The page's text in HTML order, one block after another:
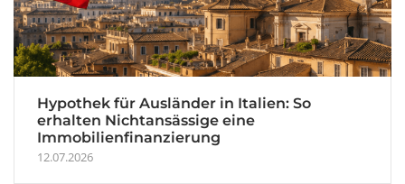
Hypothek für Ausländer in Italien: So
erhalten Nichtansässige eine
Immobilienfinanzierung
12.07.2026